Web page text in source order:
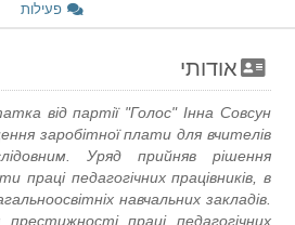
פעילות
אודותי
від партії "Голос" Інна Совсун
заробітної плати для вчителів
Уряд прийняв рішення
праці педагогічних працівників, в
навчальних закладів.
праці педагогічних